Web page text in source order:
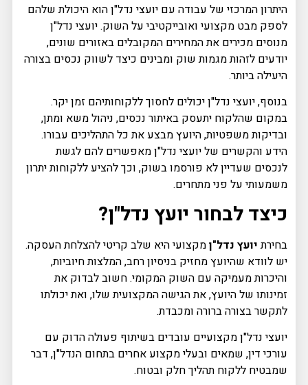
היתרון המרכזי של עבודה עם יועצי נדל"ן הוא היכולת שלהם
לספק מבט מקצועי ואובייקטיבי על השוק. יועצי נדל"ן
מנוסים מכירים את המחירים המקובלים באזורים שונים,
יודעים לזהות מגמות שוק ומבינים כיצד לשווק נכסים בצורה
היעילה ביותר.
בנוסף, יועצי נדל"ן יכולים לחסוך ללקוחותיהם זמן יקר.
במקום שהלקוח יתעסק באיתור נכסים, ניהול משא ומתן,
ובדיקות משפטיות, היועץ מבצע את כל התהליכים עבורו.
הידע והקשרים של יועצי נדל"ן מאפשרים להם לגשת
לנכסים שעדיין לא פורסמו בשוק, וכך להציע ללקוחות יתרון
משמעותי על פני מתחרים.
כיצד לבחור יועץ נדל"ן?
בחירתיועץ נדל"ןמקצועי היא שלב קריטי להצלחת העסקה.
יש לוודא שהיועץ מחזיק בניסיון רחב, המלצות חיוביות,
והיכרות מעמיקה עם השוק המקומי. חשוב לבדוק את
זמינותו של היועץ, את הגישה המקצועית שלו, ואת יכולתו
לתקשר בצורה ברורה ומכבדת.
יועצי נדל"ן מקצועיים עובדים בשיתוף פעולה הדוק עם
עורכי דין, שמאים ובעלי מקצוע אחרים בתחום הנדל"ן, דבר
שמבטיח ללקוח תהליך חלק ובטוח.